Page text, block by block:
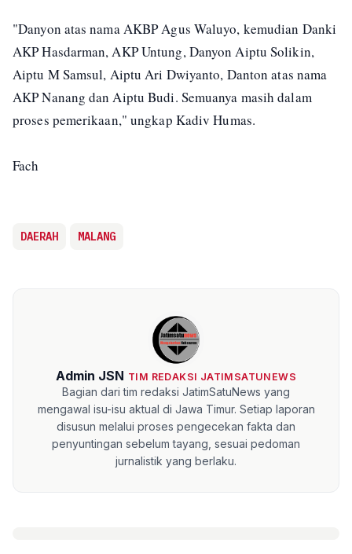
"Danyon atas nama AKBP Agus Waluyo, kemudian Danki
AKP Hasdarman, AKP Untung, Danyon Aiptu Solikin,
Aiptu M Samsul, Aiptu Ari Dwiyanto, Danton atas nama
AKP Nanang dan Aiptu Budi. Semuanya masih dalam
proses pemerikaan," ungkap Kadiv Humas.
Fach
DAERAH MALANG
Admin JSN TIM REDAKSI JATIMSATUNEWS
Bagian dari tim redaksi JatimSatuNews yang
mengawal isu-isu aktual di Jawa Timur. Setiap laporan
disusun melalui proses pengecekan fakta dan
penyuntingan sebelum tayang, sesuai pedoman
jurnalistik yang berlaku.